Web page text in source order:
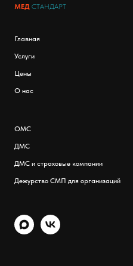
МЕД СТАНДАРТ
Главная
Услуги
Цены
О нас
ОМС
ДМС
ДМС и страховые компании
Дежурство СМП для организаций